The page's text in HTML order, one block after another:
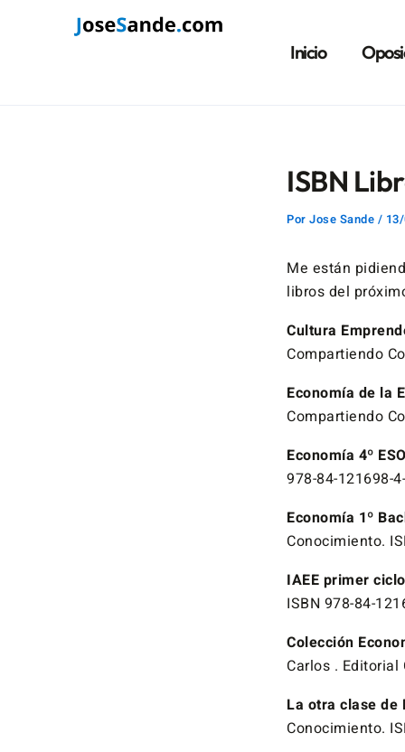
Inicio
ISBN
Por Jose Sande /
Me están
libros del
Cultura
Compartiendo
Economía de la
Compartiendo
Economía 4º
978-84-121698-
Economía 1º
Conocimiento.
IAEE primer
ISBN 978-84-
Colección
Carlos . Editorial
La otra clase de
Conocimiento.
entradas